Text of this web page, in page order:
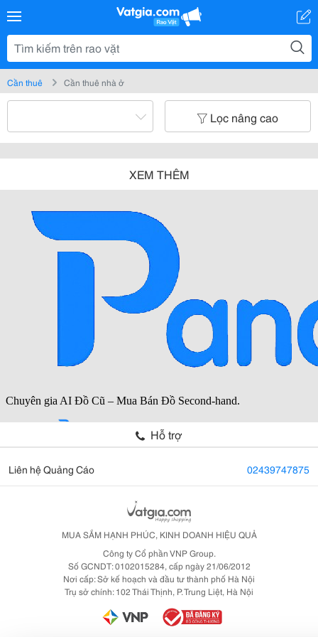
Cần thuê Cần thuê nhà ở
Lọc nâng cao
XEM THÊM
Hỗ trợ
Liên hệ Quảng Cáo 02439747875
MUA SẮM HẠNH PHÚC, KINH DOANH HIỆU QUẢ
Công ty Cổ phần VNP Group.
Số GCNDT: 0102015284, cấp ngày 21/06/2012
Nơi cấp: Sở kế hoạch và đầu tư thành phố Hà Nội
Trụ sở chính: 102 Thái Thịnh, P. Trung Liệt, Hà Nội